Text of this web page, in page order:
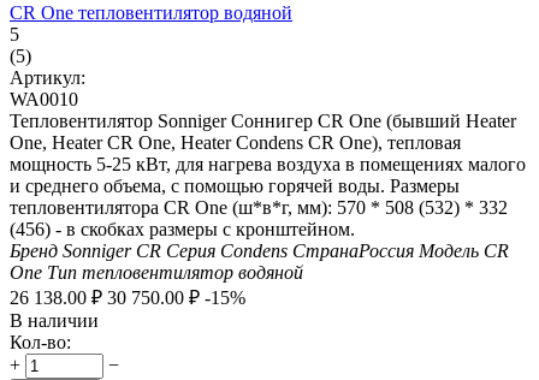
CR One тепловентилятор водяной
5
(5)
Артикул:
WA0010
Тепловентилятор Sonniger Соннигер CR One (бывший Heater
One, Heater CR One, Heater Condens CR One), тепловая
мощность 5-25 кВт, для нагрева воздуха в помещениях малого
и среднего объема, с помощью горячей воды. Размеры
тепловентилятора CR One (ш*в*г, мм): 570 * 508 (532) * 332
(456) - в скобках размеры с кронштейном.
Бренд Sonniger CR Серия Condens СтранаРоссия Модель CR
One Тип тепловентилятор водяной
26 138.00 ₽ 30 750.00 ₽ -15%
В наличии
Кол-во:
+
−